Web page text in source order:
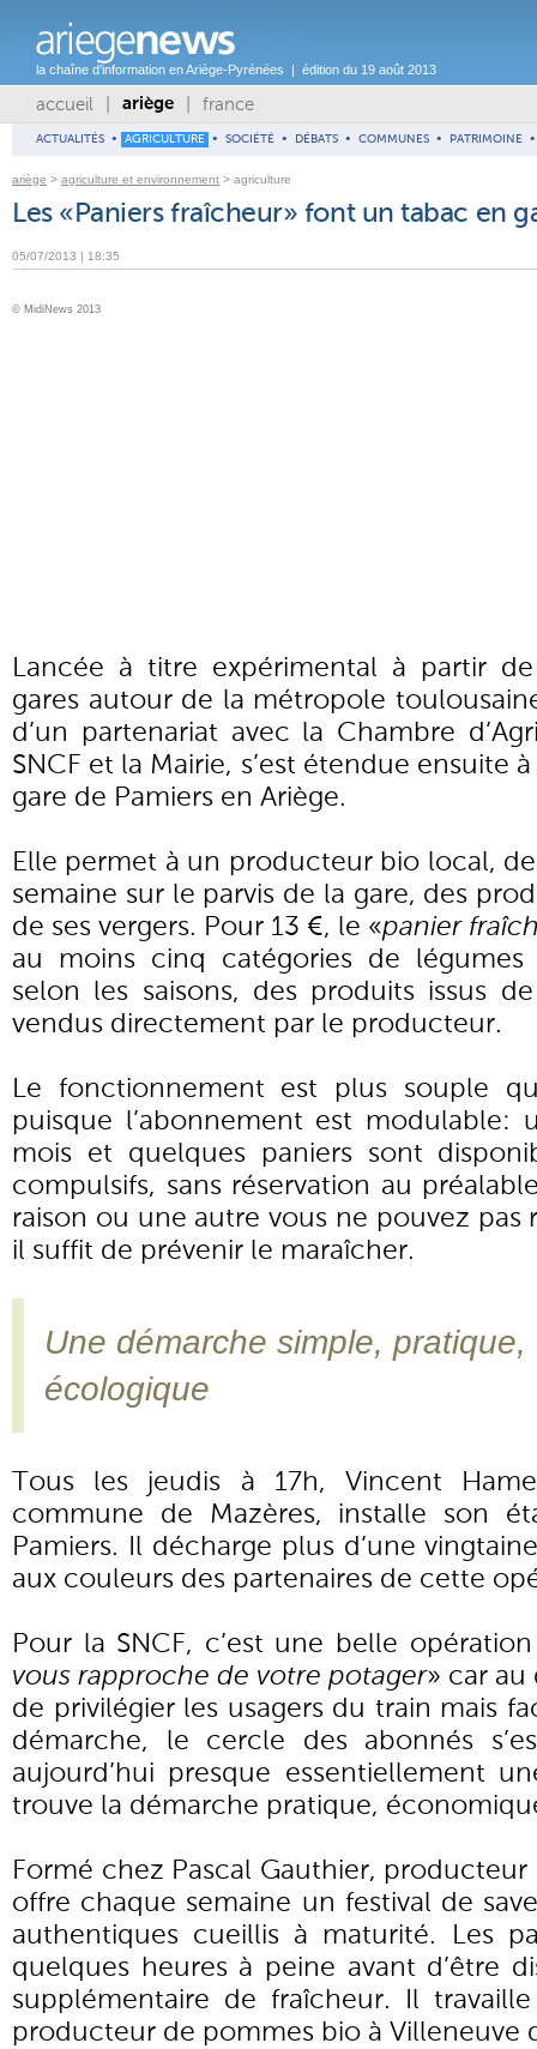
la chaîne d'information en Ariège-Pyrénées | édition du 19 août 2013
accueil ariège france
ACTUALITÉS • AGRICULTURE • SOCIÉTÉ • DÉBATS • COMMUNES • PATRIMOINE •
ariège > agriculture et environnement > agriculture
Les «Paniers fraîcheur» font un tabac en
05/07/2013 | 18:35
© MidiNews 2013
Lancée à titre expérimental à partir
gares autour de la métropole
d’un partenariat avec la Chambre
SNCF et la Mairie, s’est étendue ensuite
gare de Pamiers en Ariège.
Elle permet à un producteur bio local,
semaine sur le parvis de la gare, des
de ses vergers. Pour 13 €, le «panier
au moins cinq catégories de
selon les saisons, des produits issus
vendus directement par le producteur.
Le fonctionnement est plus souple
puisque l’abonnement est
mois et quelques paniers sont
compulsifs, sans réservation au
raison ou une autre vous ne pouvez pas
il suffit de prévenir le maraîcher.
Une démarche simple,
écologique
Tous les jeudis à 17h, Vincent
commune de Mazères, installe son
Pamiers. Il décharge plus d’une
aux couleurs des partenaires de cette
Pour la SNCF, c’est une belle
vous rapproche de votre potager» car au
de privilégier les usagers du train mais
démarche, le cercle des abonnés
aujourd’hui presque essentiellement
trouve la démarche pratique,
Formé chez Pascal Gauthier,
offre chaque semaine un festival de
authentiques cueillis à maturité. Les
quelques heures à peine avant d’être
supplémentaire de fraîcheur. Il
producteur de pommes bio à Villeneuve